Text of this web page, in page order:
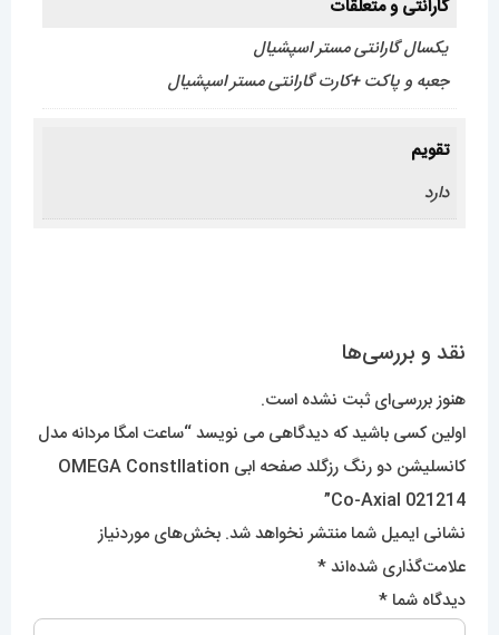
گارانتی و متعلقات
یکسال گارانتی مستر اسپشیال
جعبه و پاکت +کارت گارانتی مستر اسپشیال
تقویم
دارد
نقد و بررسی‌ها
هنوز بررسی‌ای ثبت نشده است.
اولین کسی باشید که دیدگاهی می نویسد “ساعت امگا مردانه مدل
کانسلیشن دو رنگ رزگلد صفحه ابی OMEGA Constllation
Co-Axial 021214”
نشانی ایمیل شما منتشر نخواهد شد. بخش‌های موردنیاز
علامت‌گذاری شده‌اند*
دیدگاه شما *